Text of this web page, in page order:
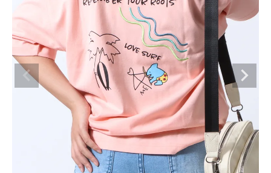
新着アイテム
カテゴリー
スタイリング
ニュース・特集